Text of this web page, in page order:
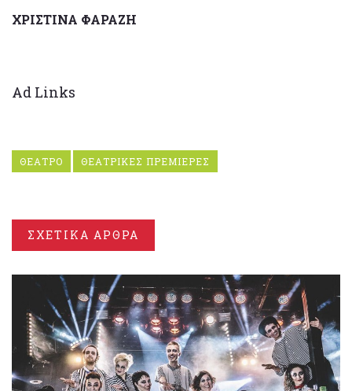
ΧΡΙΣΤΙΝΑ ΦΑΡΑΖΗ
Ad Links
ΘΕΑΤΡΟ ΘΕΑΤΡΙΚΕΣ ΠΡΕΜΙΕΡΕΣ
ΣΧΕΤΙΚΑ ΑΡΘΡΑ